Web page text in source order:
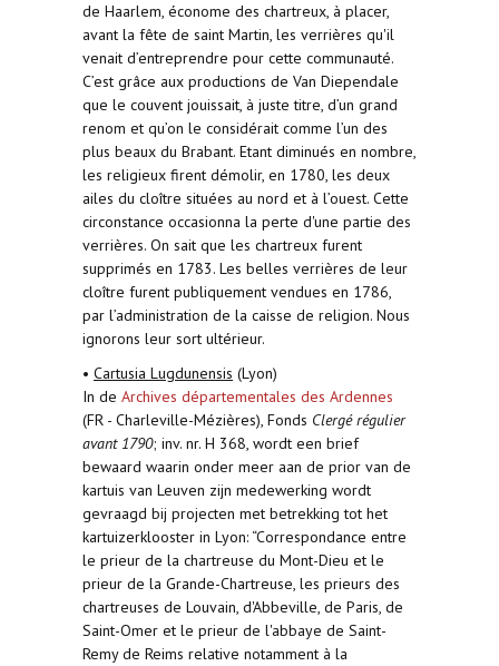
de Haarlem, économe des chartreux, à placer,
avant la fête de saint Martin, les verrières qu'il
venait d’entreprendre pour cette communauté.
C’est grâce aux productions de Van Diependale
que le couvent jouissait, à juste titre, d’un grand
renom et qu’on le considérait comme l’un des
plus beaux du Brabant. Etant diminués en nombre,
les religieux firent démolir, en 1780, les deux
ailes du cloître situées au nord et à l’ouest. Cette
circonstance occasionna la perte d'une partie des
verrières. On sait que les chartreux furent
supprimés en 1783. Les belles verrières de leur
cloître furent publiquement vendues en 1786,
par l’administration de la caisse de religion. Nous
ignorons leur sort ultérieur.
• Cartusia Lugdunensis (Lyon)
In de Archives départementales des Ardennes
(FR - Charleville-Mézières), Fonds Clergé régulier
avant 1790; inv. nr. H 368, wordt een brief
bewaard waarin onder meer aan de prior van de
kartuis van Leuven zijn medewerking wordt
gevraagd bij projecten met betrekking tot het
kartuizerklooster in Lyon: “Correspondance entre
le prieur de la chartreuse du Mont-Dieu et le
prieur de la Grande-Chartreuse, les prieurs des
chartreuses de Louvain, d'Abbeville, de Paris, de
Saint-Omer et le prieur de l'abbaye de Saint-
Remy de Reims relative notamment à la